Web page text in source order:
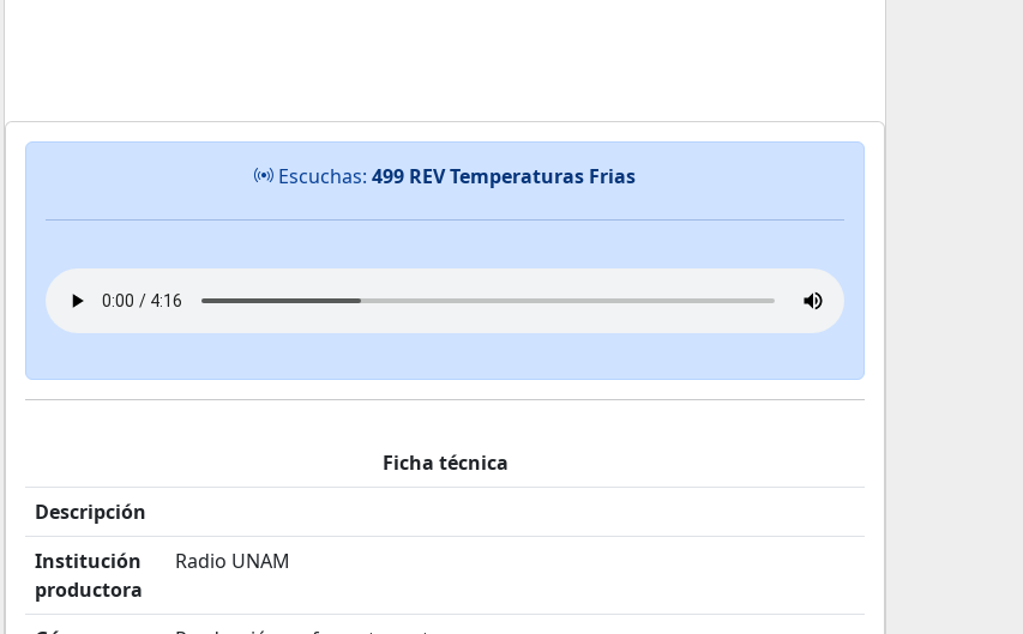
Escuchas: 499 REV Temperaturas Frias
Ficha técnica
Descripción
Institución
productora
Radio UNAM